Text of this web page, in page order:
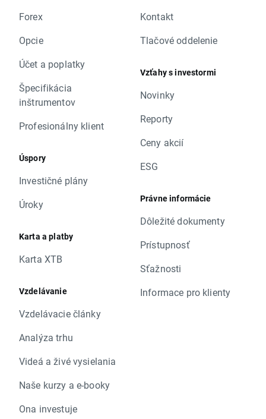
Forex
Opcie
Účet a poplatky
Špecifikácia
inštrumentov
Profesionálny klient
Úspory
Investičné plány
Úroky
Karta a platby
Karta XTB
Vzdelávanie
Vzdelávacie články
Analýza trhu
Videá a živé vysielania
Naše kurzy a e-booky
Ona investuje
Kontakt
Tlačové oddelenie
Vzťahy s investormi
Novinky
Reporty
Ceny akcií
ESG
Právne informácie
Dôležité dokumenty
Prístupnosť
Sťažnosti
Informace pro klienty